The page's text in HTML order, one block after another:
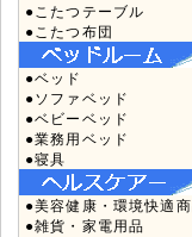
●こたつテーブル
●こたつ布団
●ベッド
●ソファベッド
●ベビーベッド
●業務用ベッド
●寝具
●美容健康・環境快適
●雑貨・家電用品